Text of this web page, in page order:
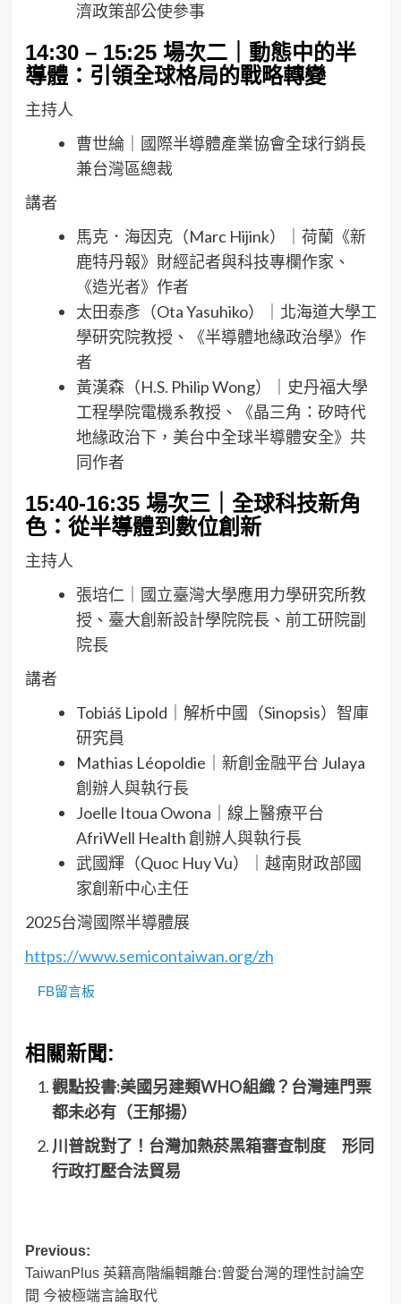
濟政策部公使參事
14:30 – 15:25 場次二｜動態中的半
導體：引領全球格局的戰略轉變
主持人
曹世綸｜國際半導體產業協會全球行銷長
兼台灣區總裁
講者
馬克．海因克（Marc Hijink）｜荷蘭《新
鹿特丹報》財經記者與科技專欄作家、
《造光者》作者
太田泰彥（Ota Yasuhiko）｜北海道大學工
學研究院教授、《半導體地緣政治學》作
者
黃漢森（H.S. Philip Wong）｜史丹福大學
工程學院電機系教授、《晶三角：矽時代
地緣政治下，美台中全球半導體安全》共
同作者
15:40-16:35 場次三｜全球科技新角
色：從半導體到數位創新
主持人
張培仁｜國立臺灣大學應用力學研究所教
授、臺大創新設計學院院長、前工研院副
院長
講者
Tobiáš Lipold｜解析中國（Sinopsis）智庫
研究員
Mathias Léopoldie｜新創金融平台 Julaya
創辦人與執行長
Joelle Itoua Owona｜線上醫療平台
AfriWell Health 創辦人與執行長
武國輝（Quoc Huy Vu）｜越南財政部國
家創新中心主任
2025台灣國際半導體展
https://www.semicontaiwan.org/zh
FB留言板
相關新聞:
觀點投書:美國另建類WHO組織？台灣連門票
都未必有（王郁揚）
川普說對了！台灣加熱菸黑箱審查制度 形同
行政打壓合法貿易
Post
navigation
Previous:
TaiwanPlus 英籍高階編輯離台:曾愛台灣的理性討論空
間 今被極端言論取代